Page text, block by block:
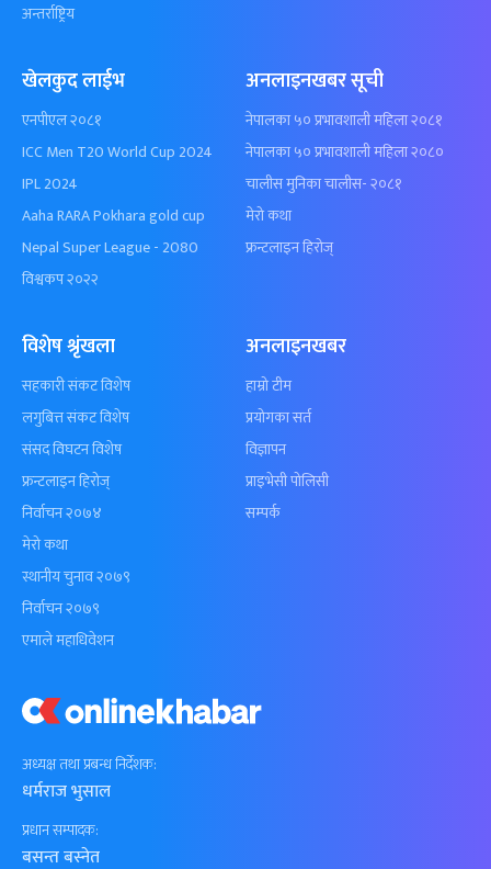
अध्यक्ष तथा प्रबन्ध निर्देशक:
धर्मराज भुसाल
प्रधान सम्पादक:
बसन्त बस्नेत
अन्तर्राष्ट्रिय
खेलकुद लाईभ
एनपीएल २०८१
ICC Men T20 World Cup 2024
IPL 2024
Aaha RARA Pokhara gold cup
Nepal Super League - 2080
विश्वकप २०२२
अनलाइनखबर सूची
नेपालका ५० प्रभावशाली महिला २०८१
नेपालका ५० प्रभावशाली महिला २०८०
चालीस मुनिका चालीस- २०८१
मेरो कथा
फ्रन्टलाइन हिरोज्
विशेष श्रृंखला
सहकारी संकट विशेष
लगुबित्त संकट विशेष
संसद विघटन विशेष
फ्रन्टलाइन हिरोज्
निर्वाचन २०७४
मेरो कथा
स्थानीय चुनाव २०७९
निर्वाचन २०७९
एमाले महाधिवेशन
अनलाइनखबर
हाम्रो टीम
प्रयोगका सर्त
विज्ञापन
प्राइभेसी पोलिसी
सम्पर्क